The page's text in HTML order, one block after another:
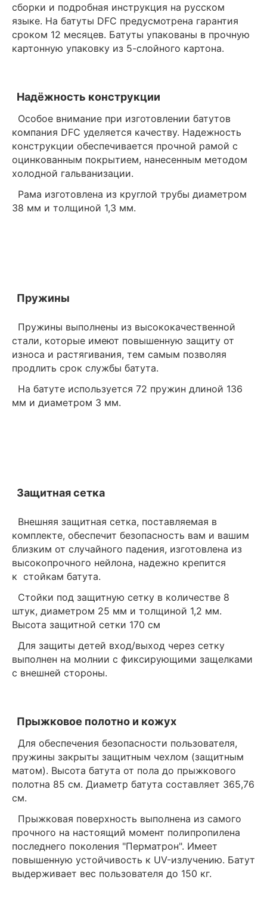
сборки и подробная инструкция на русском
языке. На батуты DFC предусмотрена гарантия
сроком 12 месяцев. Батуты упакованы в прочную
картонную упаковку из 5-слойного картона.
Надёжность конструкции
Особое внимание при изготовлении батутов
компания DFC уделяется качеству. Надежность
конструкции обеспечивается прочной рамой с
оцинкованным покрытием, нанесенным методом
холодной гальванизации.
Рама изготовлена из круглой трубы диаметром
38 мм и толщиной 1,3 мм.
Пружины
Пружины выполнены из высококачественной
стали, которые имеют повышенную защиту от
износа и растягивания, тем самым позволяя
продлить срок службы батута.
На батуте используется 72 пружин длиной 136
мм и диаметром 3 мм.
Защитная сетка
Внешняя защитная сетка, поставляемая в
комплекте, обеспечит безопасность вам и вашим
близким от случайного падения, изготовлена из
высокопрочного нейлона, надежно крепится
к стойкам батута.
Стойки под защитную сетку в количестве 8
штук, диаметром 25 мм и толщиной 1,2 мм.
Высота защитной сетки 170 см
Для защиты детей вход/выход через сетку
выполнен на молнии с фиксирующими защелками
с внешней стороны.
Прыжковое полотно и кожух
Для обеспечения безопасности пользователя,
пружины закрыты защитным чехлом (защитным
матом). Высота батута от пола до прыжкового
полотна 85 см. Диаметр батута составляет 365,76
см.
Прыжковая поверхность выполнена из самого
прочного на настоящий момент полипропилена
последнего поколения "Перматрон". Имеет
повышенную устойчивость к UV-излучению. Батут
выдерживает вес пользователя до 150 кг.